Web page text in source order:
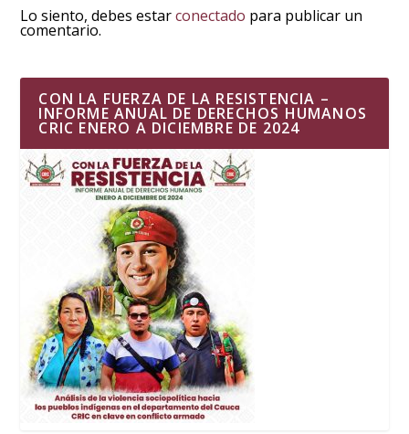
Lo siento, debes estarconectado para publicar un
comentario.
CON LA FUERZA DE LA RESISTENCIA –
INFORME ANUAL DE DERECHOS HUMANOS
CRIC ENERO A DICIEMBRE DE 2024